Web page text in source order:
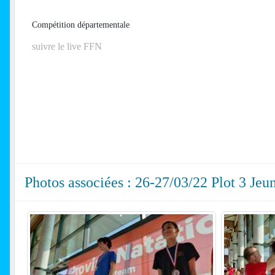
Compétition départementale
suivre le live FFN
Photos associées : 26-27/03/22 Plot 3